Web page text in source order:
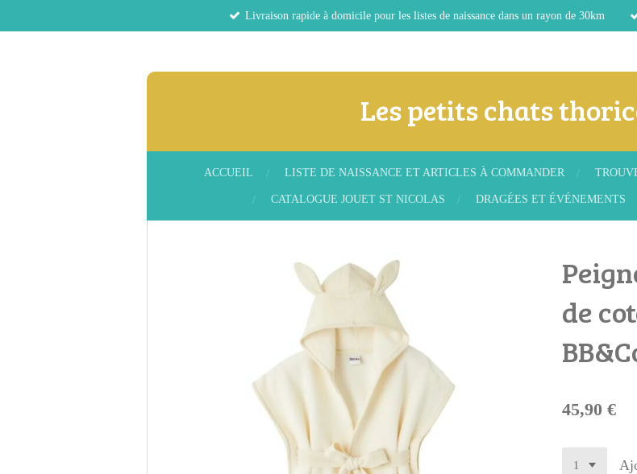
Livraison rapide à domicile pour les listes de naissance dans un rayon de 30km
Les petits chats
ACCUEIL LISTE DE NAISSANCE ET ARTICLES À COMMANDER
CATALOGUE JOUET ST NICOLAS DRAGÉES ET ÉVÉNEMENTS
de
45,90 €